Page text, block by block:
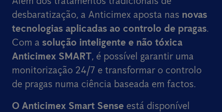
desbaratização, a Anticimex aposta nas novas
tecnologias aplicadas ao controlo de pragas.
Com a solução inteligente e não tóxica
Anticimex SMART, é possível garantir uma
monitorização 24/7 e transformar o controlo
de pragas numa ciência baseada em factos.
O Anticimex Smart Sense está disponível